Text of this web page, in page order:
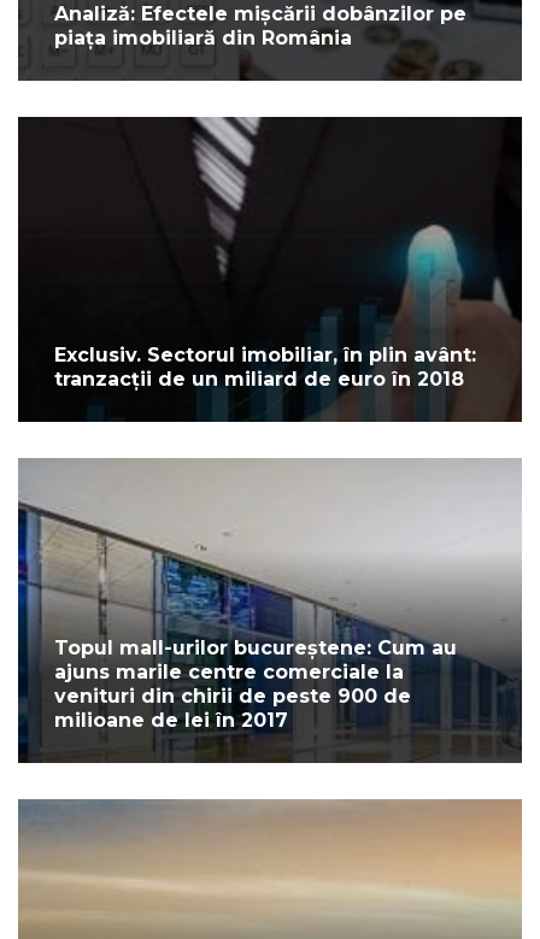
Analiză: Efectele mișcării dobânzilor pe
piața imobiliară din România
Exclusiv. Sectorul imobiliar, în plin avânt:
tranzacții de un miliard de euro în 2018
Topul mall-urilor bucureștene: Cum au
ajuns marile centre comerciale la
venituri din chirii de peste 900 de
milioane de lei în 2017